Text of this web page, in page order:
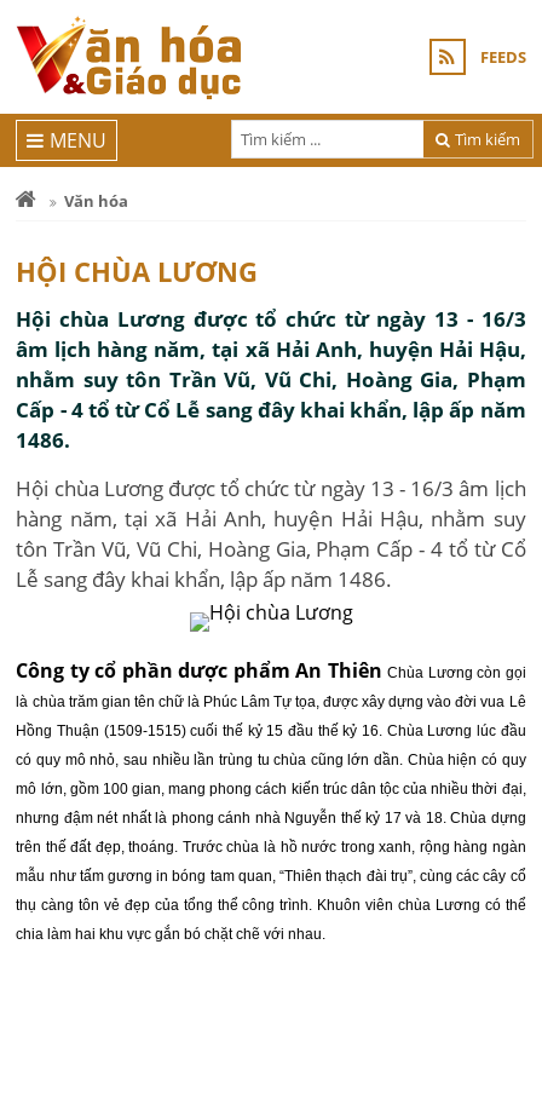
FEEDS
Tìm kiếm
MENU
Văn hóa
HỘI CHÙA LƯƠNG
Hội chùa Lương được tổ chức từ ngày 13 - 16/3
âm lịch hàng năm, tại xã Hải Anh, huyện Hải Hậu,
nhằm suy tôn Trần Vũ, Vũ Chi, Hoàng Gia, Phạm
Cấp - 4 tổ từ Cổ Lễ sang đây khai khẩn, lập ấp năm
1486.
Hội chùa Lương được tổ chức từ ngày 13 - 16/3 âm lịch
hàng năm, tại xã Hải Anh, huyện Hải Hậu, nhằm suy
tôn Trần Vũ, Vũ Chi, Hoàng Gia, Phạm Cấp - 4 tổ từ Cổ
Lễ sang đây khai khẩn, lập ấp năm 1486.
Công ty cổ phần dược phẩm An ThiênChùa Lương còn gọi
là chùa trăm gian tên chữ là Phúc Lâm Tự tọa, được xây dựng vào đời vua Lê
Hồng Thuận (1509-1515) cuối thế kỷ 15 đầu thế kỷ 16. Chùa Lương lúc đầu
có quy mô nhỏ, sau nhiều lần trùng tu chùa cũng lớn dần. Chùa hiện có quy
mô lớn, gồm 100 gian, mang phong cách kiến trúc dân tộc của nhiều thời đại,
nhưng đậm nét nhất là phong cánh nhà Nguyễn thế kỷ 17 và 18. Chùa dựng
trên thế đất đẹp, thoáng. Trước chùa là hồ nước trong xanh, rộng hàng ngàn
mẫu như tấm gương in bóng tam quan, “Thiên thạch đài trụ”, cùng các cây cổ
thụ càng tôn vẻ đẹp của tổng thể công trình. Khuôn viên chùa Lương có thể
chia làm hai khu vực gắn bó chặt chẽ với nhau.